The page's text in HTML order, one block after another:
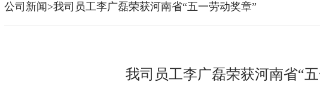
公司新闻>我司员工李广磊荣获河南省“五一劳动奖章”
我司员工李广磊荣获河南省“